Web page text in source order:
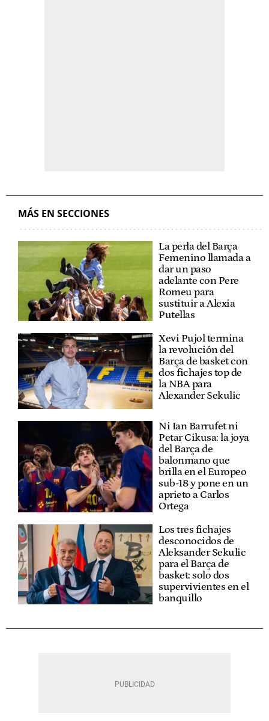
MÁS EN SECCIONES
La perla del Barça
Femenino llamada a
dar un paso
adelante con Pere
Romeu para
sustituir a Alexia
Putellas
Xevi Pujol termina
la revolución del
Barça de basket con
dos fichajes top de
la NBA para
Alexander Sekulic
Ni Ian Barrufet ni
Petar Cikusa: la joya
del Barça de
balonmano que
brilla en el Europeo
sub-18 y pone en un
aprieto a Carlos
Ortega
Los tres fichajes
desconocidos de
Aleksander Sekulic
para el Barça de
basket: solo dos
supervivientes en el
banquillo